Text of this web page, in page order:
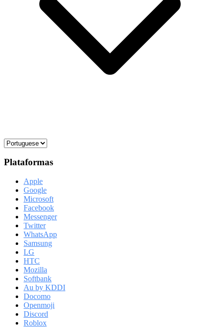
Plataformas
Apple
Google
Microsoft
Facebook
Messenger
Twitter
WhatsApp
Samsung
LG
HTC
Mozilla
Softbank
Au by KDDI
Docomo
Openmoji
Discord
Roblox